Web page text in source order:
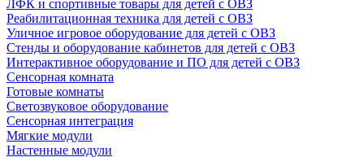
ЛФК и спортивные товары для детей с ОВЗ
Реабилитационная техника для детей с ОВЗ
Уличное игровое оборудование для детей с ОВЗ
Стенды и оборудование кабинетов для детей с ОВЗ
Интерактивное оборудование и ПО для детей с ОВЗ
Сенсорная комната
Готовые комнаты
Светозвуковое оборудование
Сенсорная интеграция
Мягкие модули
Настенные модули